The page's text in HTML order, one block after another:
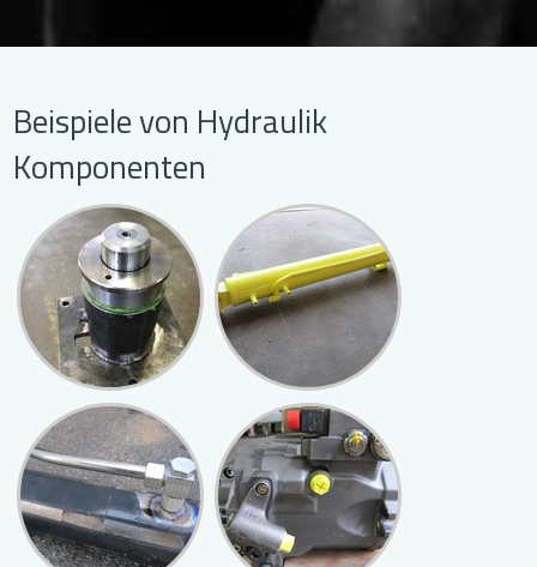
Beispiele von Hydraulik
Komponenten